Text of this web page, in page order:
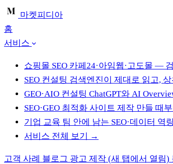
마켓피디아
홈
서비스
쇼핑몰 SEO 카페24·아임웹·고도몰 —
SEO 컨설팅 검색엔진이 제대로 읽고,
GEO·AIO 컨설팅 ChatGPT와 AI
SEO·GEO 최적화 사이트 제작 만들 때
기업 교육 팀 안에 남는 SEO·데이터 역
서비스 전체 보기 →
고객 사례 블로그 광고 제작 (새 탭에서 열림)